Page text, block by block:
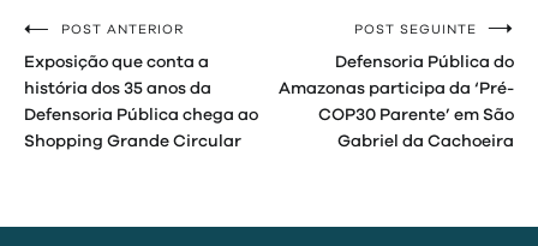
Navegação
de
Post
POST ANTERIOR
Exposição que conta a
história dos 35 anos da
Defensoria Pública chega ao
Shopping Grande Circular
POST SEGUINTE
Defensoria Pública do
Amazonas participa da ‘Pré-
COP30 Parente’ em São
Gabriel da Cachoeira